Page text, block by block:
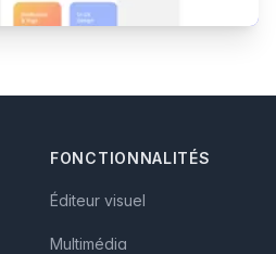
FONCTIONNALITÉS
Éditeur visuel
Multimédia